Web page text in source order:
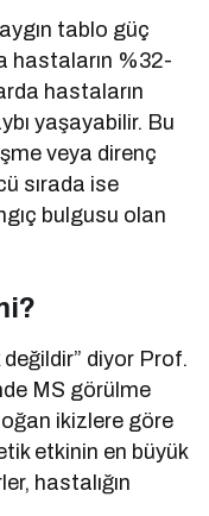
tablo güç
hastaların %32-
hastaların
yaşayabilir. Bu
veya direnç
sırada ise
bulgusu olan
diyor Prof.
MS görülme
ikizlere göre
etkinin en büyük
hastalığın